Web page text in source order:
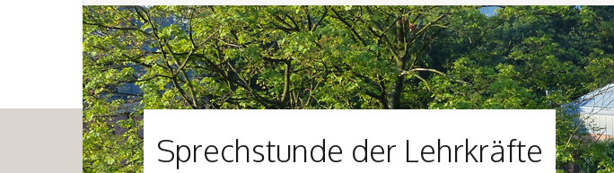
Sprechstunde der Lehrkräfte